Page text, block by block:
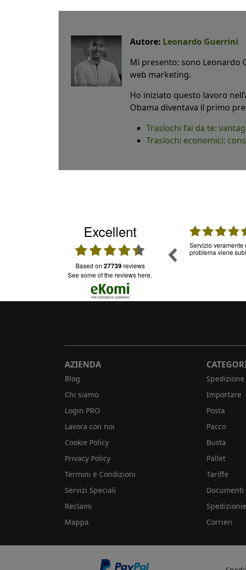
Autore: Leonardo Guerrini
Mi presento: sono Leonardo
web marketing.
Ho iniziato questo lavoro
Obama diventava il primo
Traslochi fai da te:
Traslochi economici:
Excellent
based on 27739reviews
see some of the reviews here.
Servizio veramente
problema viene
AZIENDA
Blog
Chi siamo
Login PRO
Lavora con noi
Cookie Policy
Privacy Policy
Termini e Condizioni
Servizi Speciali
Reclami
Mappa
Spedizione
Importare
Posta
Pacco
Busta
Pallet
Tariffe
Documenti
Corrieri